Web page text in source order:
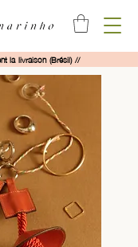
la livraison (Brésil) //